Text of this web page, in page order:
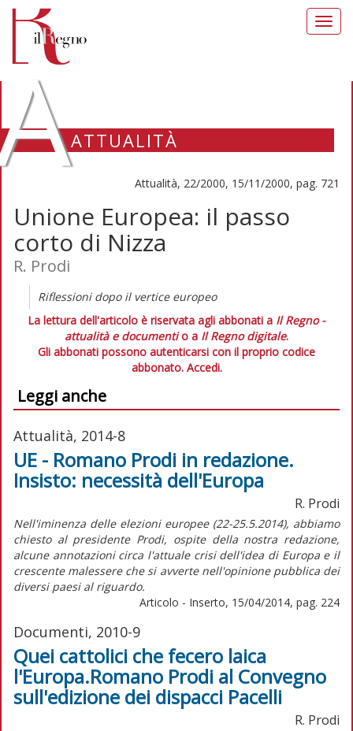
ATTUALITÀ
Attualità, 22/2000, 15/11/2000, pag. 721
Unione Europea: il passo
corto di Nizza
R. Prodi
Riflessioni dopo il vertice europeo
La lettura dell'articolo è riservata agli abbonati a Il Regno -
attualità e documentio a Il Regno digitale.
Gli abbonati possono autenticarsi con il proprio codice
abbonato. Accedi.
Leggi anche
Attualità, 2014-8
UE - Romano Prodi in redazione.
Insisto: necessità dell'Europa
R. Prodi
Nell'iminenza delle elezioni europee (22-25.5.2014), abbiamo
chiesto al presidente Prodi, ospite della nostra redazione,
alcune annotazioni circa l'attuale crisi dell'idea di Europa e il
crescente malessere che si avverte nell'opinione pubblica dei
diversi paesi al riguardo.
Articolo - Inserto, 15/04/2014, pag. 224
Documenti, 2010-9
Quei cattolici che fecero laica
l'Europa.Romano Prodi al Convegno
sull'edizione dei dispacci Pacelli
R. Prodi